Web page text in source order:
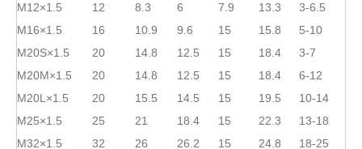
M12×1.5
12 8.3 6 7.9 13.3
3-6.5
M16×1.5
16 10.9 9.6 15 15.8
5-10
M20S×1.5
20 14.8 12.5 15 18.4
3-7
M20M×1.5
20 14.8 12.5 15 18.4
6-12
M20L×1.5
20 15.5 14.5 15 19.5
10-14
M25×1.5
25 21 18.4 15 22.3
13-18
M32×1.5
32 26 26.2 15 24.8
18-25